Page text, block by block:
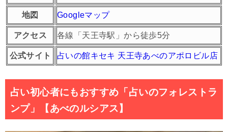
地図 Googleマップ
アクセス 各線「天王寺駅」から徒歩5分
公式サイト 占いの館キセキ 天王寺あべのアポロビル店
占い初心者にもおすすめ「占いのフォレストラ
ンプ」【あべのルシアス】